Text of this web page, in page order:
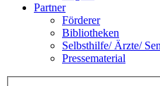
Partner
Förderer
Bibliotheken
Selbsthilfe/ Ärzte/
Pressematerial